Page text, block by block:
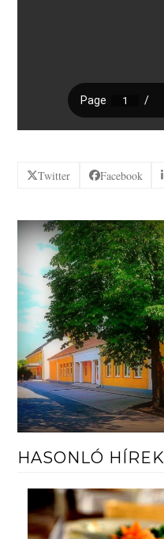
Twitter Facebook
HASONLÓ HÍREK